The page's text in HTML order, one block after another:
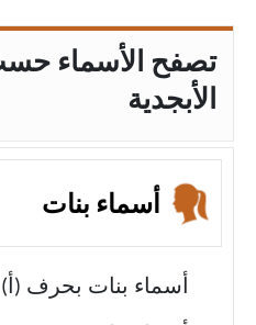
تصفح الأسماء
الأبجدية
أسماء بنات
أسماء بنات بحرف (أ)